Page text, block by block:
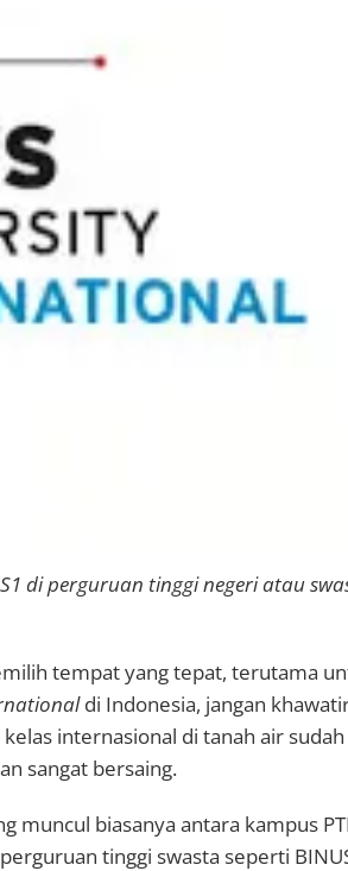
di perguruan tinggi negeri atau
tempat yang tepat, terutama
di Indonesia, jangan
internasional di tanah air sudah
sangat bersaing.
muncul biasanya antara kampus
tinggi swasta seperti